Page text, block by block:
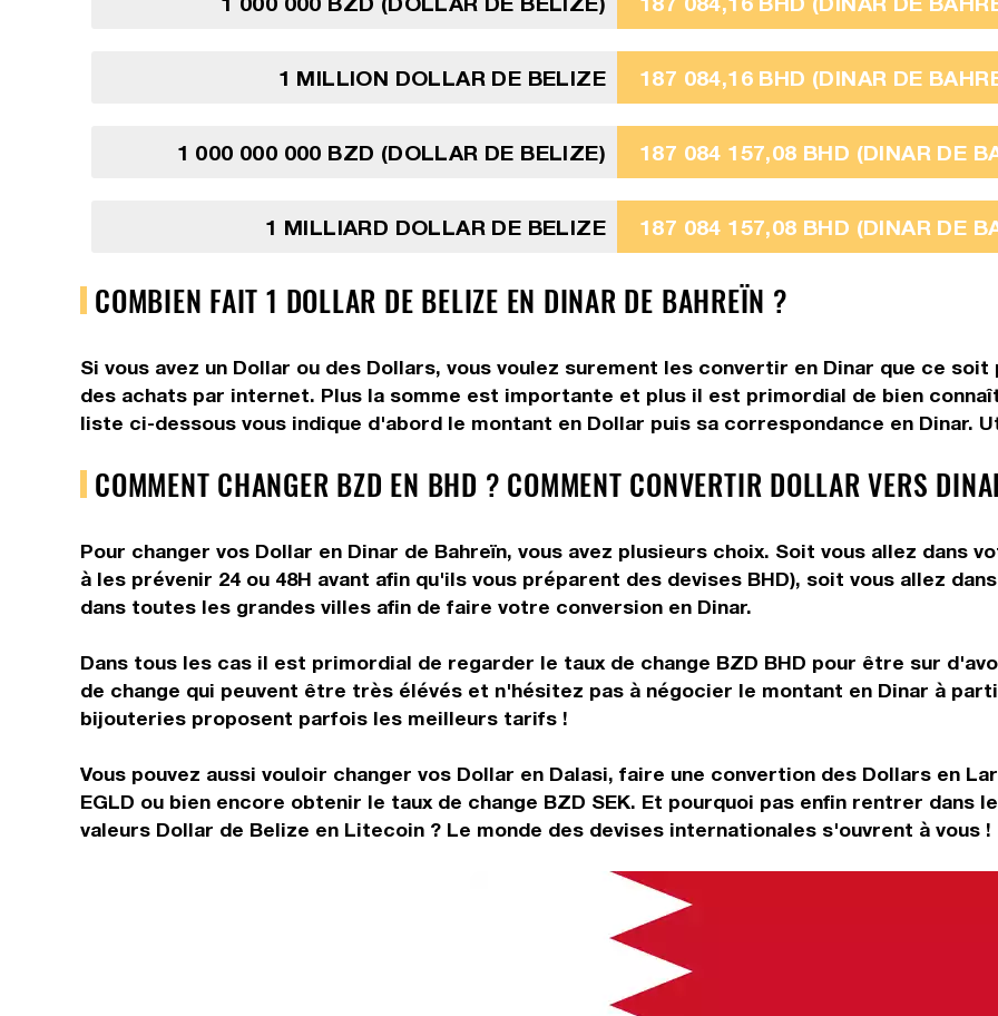
1 MILLION DOLLAR DE BELIZE 187 084,16 BHD (DINAR DE
1 000 000 000 BZD (DOLLAR DE BELIZE) 187 084 157,08 BHD (DINAR DE
1 MILLIARD DOLLAR DE BELIZE 187 084 157,08 BHD (DINAR DE
COMBIEN FAIT 1 DOLLAR DE BELIZE EN DINAR DE BAHREÏN ?
Si vous avez un Dollar ou des Dollars, vous voulez surement les convertir en Dinar que ce
des achats par internet. Plus la somme est importante et plus il est primordial de bien
liste ci-dessous vous indique d'abord le montant en Dollar puis sa correspondance en Dinar.
COMMENT CHANGER BZD EN BHD ? COMMENT CONVERTIR DOLLAR VERS
Pour changer vos Dollar en Dinar de Bahreïn, vous avez plusieurs choix. Soit vous allez dans
à les prévenir 24 ou 48H avant afin qu'ils vous préparent des devises BHD), soit vous allez
dans toutes les grandes villes afin de faire votre conversion en Dinar.
Dans tous les cas il est primordial de regarder le taux de change BZD BHD pour être sur
de change qui peuvent être très élévés et n'hésitez pas à négocier le montant en Dinar à
bijouteries proposent parfois les meilleurs tarifs !
Vous pouvez aussi vouloir changer vos Dollar en Dalasi, faire une convertion des Dollars en
EGLD ou bien encore obtenir le taux de change BZD SEK. Et pourquoi pas enfin rentrer dans
valeurs Dollar de Belize en Litecoin ? Le monde des devises internationales s'ouvrent à vous !